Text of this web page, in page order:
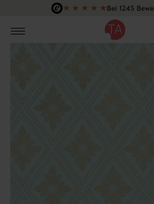
Zum Hauptinhalt springen
★ ★ ★ ★ ★Bei 1245